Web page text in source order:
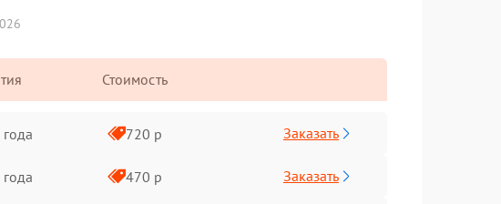
Стоимость
720 р Заказать
470 р Заказать